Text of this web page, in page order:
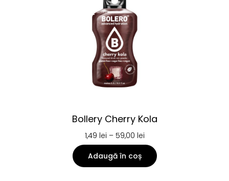
Bollery Cherry Kola
1,49 lei – 59,00 lei
Adaugă în coș